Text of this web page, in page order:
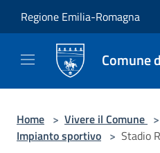
Regione Emilia-Romagna
Comune
Home > Vivere il Comune >
Impianto sportivo > Stadio